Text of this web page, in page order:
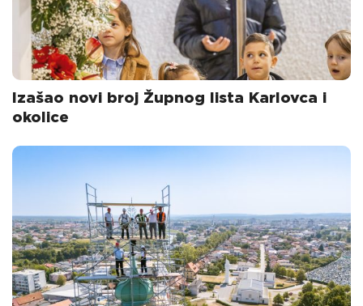
Izašao novi broj Župnog lista Karlovca i
okolice